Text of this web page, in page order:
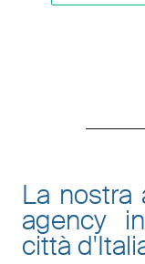
La nostra
agency
città